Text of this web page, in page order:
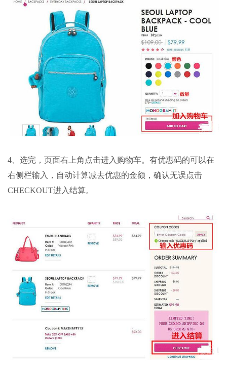
4、选完，页面右上角点击进入购物车。有优惠码的可以在
右侧栏输入，自动计算减去优惠的金额，确认无误点击
CHECKOUT进入结算。